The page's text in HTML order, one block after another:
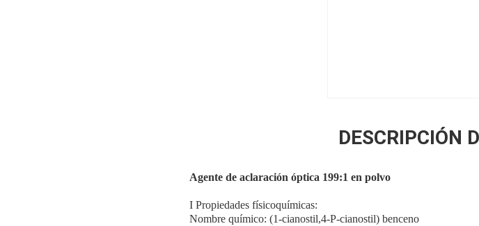
DESCRIPCIÓN
Agente de aclaración óptica 199:1 en polvo
I Propiedades físicoquímicas:
Nombre químico: (1-cianostil,4-P-cianostil) benceno